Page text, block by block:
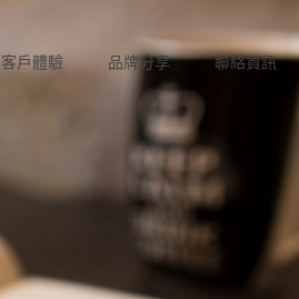
客戶體驗 品牌分享 聯絡資訊